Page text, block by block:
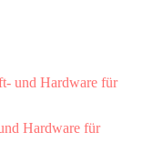
und Hardware für
Hardware für